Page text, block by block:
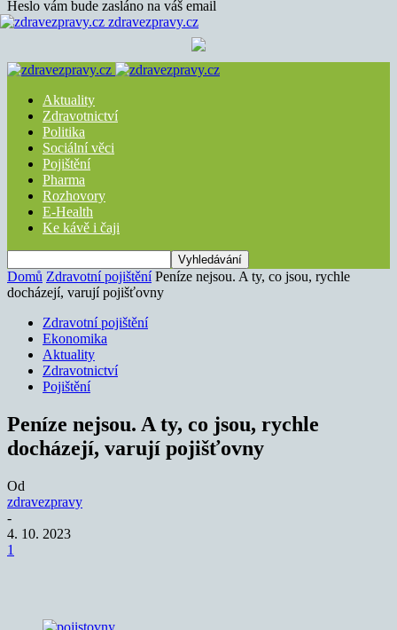
Heslo vám bude zasláno na váš email
zdravezpravy.cz
Aktuality
Zdravotnictví
Politika
Sociální věci
Pojištění
Pharma
Rozhovory
E-Health
Ke kávě i čaji
Domů Zdravotní pojištění Peníze nejsou. A ty, co jsou, rychle
docházejí, varují pojišťovny
Zdravotní pojištění
Ekonomika
Aktuality
Zdravotnictví
Pojištění
Peníze nejsou. A ty, co jsou, rychle
docházejí, varují pojišťovny
Od
zdravezpravy
-
4. 10. 2023
1